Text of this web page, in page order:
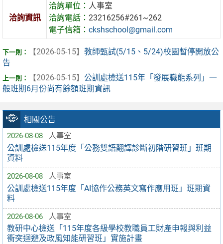
相關公告
2026-08-08 人事室
公訓處檢送115年度「公務雙語翻譯診斷初階研習班」班期
資料
2026-08-08 人事室
公訓處檢送115年度「AI協作公務英文寫作應用班」班期資
料
2026-08-06 人事室
教研中心檢送「115年度各級學校教職員工財產申報與利益
衝突迴避及政風知能研習班」實施計畫
洽詢資訊
洽詢單位： 人事室
洽詢電話：23216256#261~262
電子信箱：ckshschool@gmail.com
【2026-05-15】 教師甄試(5/15、5/24)校園暫停開放公
告
【2026-05-15】 公訓處檢送115年「發展職能系列」一
般班期6月份尚有餘額班期資訊